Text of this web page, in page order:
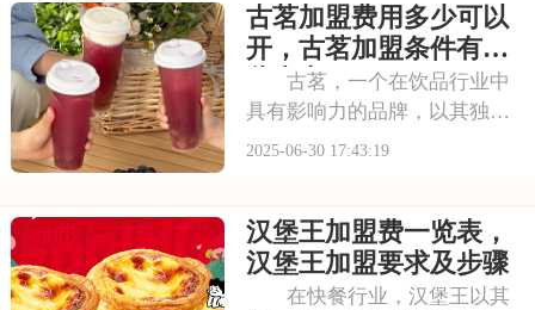
自己的店铺注入活力。品牌效
应不仅能吸引更多的顾客，还
能提升店铺的知名度
古茗加盟费用多少可以
开，古茗加盟条件有哪
些内容
古茗，一个在饮品行业中
具有影响力的品牌，以其独特
的品牌理念和卓越的产品品
式，其产品系列丰富多样，既
有传统的奶茶系列，又有创新
的水果茶、气泡水等系列
2025-06-30 17:43:19
汉堡王加盟费一览表，
汉堡王加盟要求及步骤
在快餐行业，汉堡王以其